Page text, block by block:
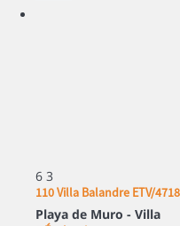
6 3
110 Villa Balandre ETV/
Playa de Muro - Villa